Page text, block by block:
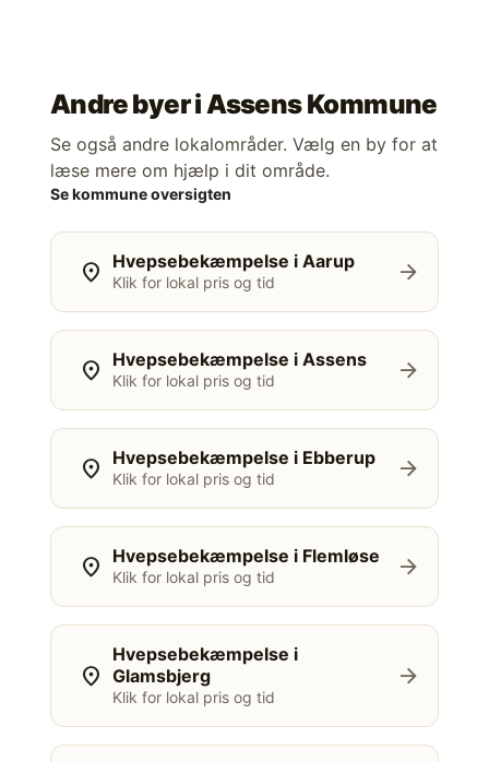
Andre byer iAssens Kommune
Se også andre lokalområder. Vælg en by for at
læse mere om hjælp i dit område.
Se kommune oversigten
location_on Hvepsebekæmpelse i Aarup
Klik for lokal pris og tid arrow_forward
location_on Hvepsebekæmpelse i Assens
Klik for lokal pris og tid arrow_forward
location_on Hvepsebekæmpelse i Ebberup
Klik for lokal pris og tid arrow_forward
location_on Hvepsebekæmpelse i Flemløse
Klik for lokal pris og tid arrow_forward
location_on
Hvepsebekæmpelse i
Glamsbjerg
Klik for lokal pris og tid
arrow_forward